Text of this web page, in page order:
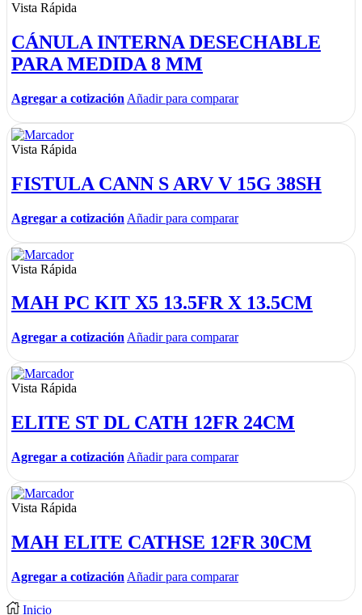
Vista Rápida
CÁNULA INTERNA DESECHABLE
PARA MEDIDA 8 MM
Agregar a cotización Añadir para comparar
Vista Rápida
FISTULA CANN S ARV V 15G 38SH
Agregar a cotización Añadir para comparar
Vista Rápida
MAH PC KIT X5 13.5FR X 13.5CM
Agregar a cotización Añadir para comparar
Vista Rápida
ELITE ST DL CATH 12FR 24CM
Agregar a cotización Añadir para comparar
Vista Rápida
MAH ELITE CATHSE 12FR 30CM
Agregar a cotización Añadir para comparar
Inicio